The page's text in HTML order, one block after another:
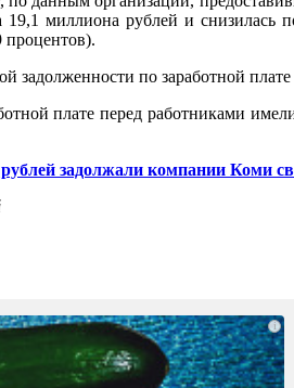
19,1 миллиона рублей и
процентов).
задолженности по заработной
плате перед работниками
задолжали компании Коми
i